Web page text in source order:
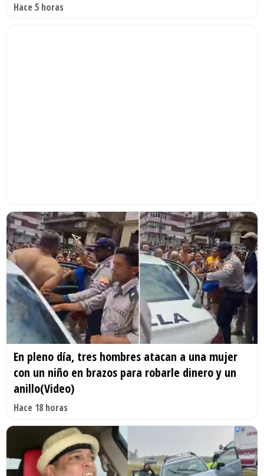
Hace 5 horas
En pleno día, tres hombres atacan a una mujer
con un niño en brazos para robarle dinero y un
anillo(Video)
Hace 18 horas